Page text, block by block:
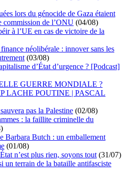
lors du génocide de Gaza étaient
commission de l’ONU (04/08)
à l’UE en cas de victoire de la
néolibérale : innover sans les
(03/08)
d’État d’urgence ? [Podcast]
GUERRE MONDIALE ?
LACHE POUTINE | PASCAL
pas la Palestine (02/08)
: la faillite criminelle du
Barbara Butch : un emballement
(01/08)
n’est plus rien, soyons tout (31/07)
un terrain de la bataille antifasciste